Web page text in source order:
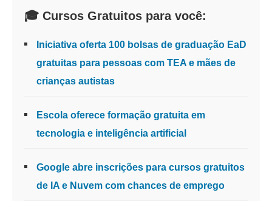
🎓 Cursos Gratuitos para você:
Iniciativa oferta 100 bolsas de graduação EaD
gratuitas para pessoas com TEA e mães de
crianças autistas
Escola oferece formação gratuita em
tecnologia e inteligência artificial
Google abre inscrições para cursos gratuitos
de IA e Nuvem com chances de emprego